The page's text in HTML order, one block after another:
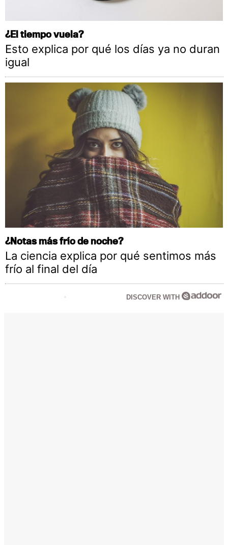
¿El tiempo vuela?
Esto explica por qué los días ya no duran
igual
¿Notas más frío de noche?
La ciencia explica por qué sentimos más
frío al final del día
DISCOVER WITH